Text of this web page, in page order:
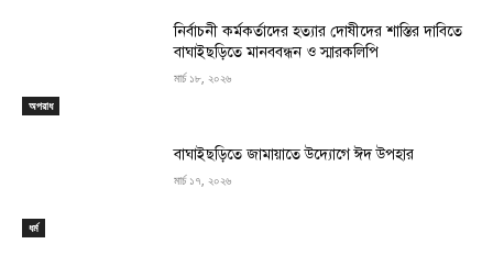
অপরাধ
নির্বাচনী কর্মকর্তাদের হত্যার দোষীদের শাস্তির দাবিতে
বাঘাইছড়িতে মানববন্ধন ও স্মারকলিপি
মার্চ ১৮, ২০২৬
ধর্ম
বাঘাইছড়িতে জামায়াতে উদ্যোগে ঈদ উপহার
মার্চ ১৭, ২০২৬